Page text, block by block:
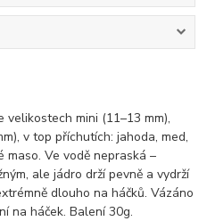
mini (11–13 mm),
v top příchutích: jahoda, med,
maso. Ve vodě nepraská –
ale jádro drží pevně a vydrží
dlouho na háčků. Vázáno
na háček. Balení 30g.